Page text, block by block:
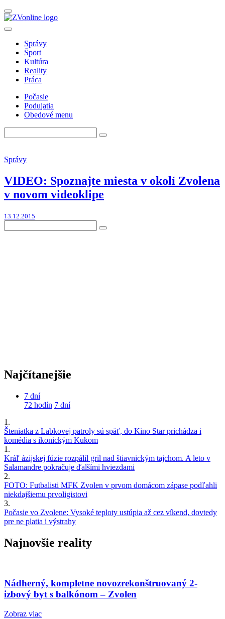
Správy
Šport
Kultúra
Reality
Práca
Počasie
Podujatia
Obedové menu
Správy
VIDEO: Spoznajte miesta v okolí Zvolena
v novom videoklipe
13.12.2015
Najčítanejšie
7 dní
72 hodín 7 dní
1.
Šteniatka z Labkovej patroly sú späť, do Kino Star prichádza i
komédia s ikonickým Kukom
1.
Kráľ ázijskej fúzie rozpálil gril nad štiavnickým tajchom. A leto v
Salamandre pokračuje ďalšími hviezdami
2.
FOTO: Futbalisti MFK Zvolen v prvom domácom zápase podľahli
niekdajšiemu prvoligistovi
3.
Počasie vo Zvolene: Vysoké teploty ustúpia až cez víkend, dovtedy
pre ne platia i výstrahy
Najnovšie reality
Nádherný, kompletne novozrekonštruovaný 2-
izbový byt s balkónom – Zvolen
Zobraz viac